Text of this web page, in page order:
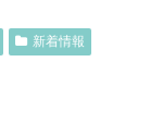
新着情報